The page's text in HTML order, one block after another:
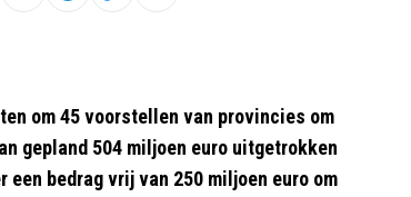
om 45 voorstellen van provincies om
gepland 504 miljoen euro uitgetrokken
een bedrag vrij van 250 miljoen euro om